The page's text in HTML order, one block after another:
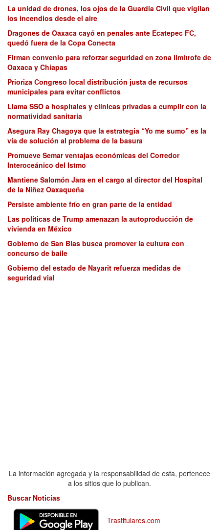
La unidad de drones, los ojos de la Guardia Civil que vigilan
los incendios desde el aire
Dragones de Oaxaca cayó en penales ante Ecatepec FC,
quedó fuera de la Copa Conecta
Firman convenio para reforzar seguridad en zona limítrofe de
Oaxaca y Chiapas
Prioriza Congreso local distribución justa de recursos
municipales para evitar conflictos
Llama SSO a hospitales y clínicas privadas a cumplir con la
normatividad sanitaria
Asegura Ray Chagoya que la estrategia “Yo me sumo” es la
vía de solución al problema de la basura
Promueve Semar ventajas económicas del Corredor
Interoceánico del Istmo
Mantiene Salomón Jara en el cargo al director del Hospital
de la Niñez Oaxaqueña
Persiste ambiente frío en gran parte de la entidad
Las políticas de Trump amenazan la autoproducción de
vivienda en México
Gobierno de San Blas busca promover la cultura con
concurso de baile
Gobierno del estado de Nayarit refuerza medidas de
seguridad vial
La información agregada y la responsabilidad de esta, pertenece
a los sitios que lo publican.
Buscar Noticias
Trastitulares.com